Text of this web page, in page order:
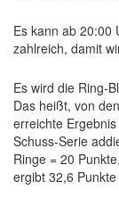
Es kann ab 20:00
zahlreich, damit
Es wird die Ring-
Das heißt, von
erreichte
Schuss-Serie
Ringe = 20
ergibt 32,6 Punkte